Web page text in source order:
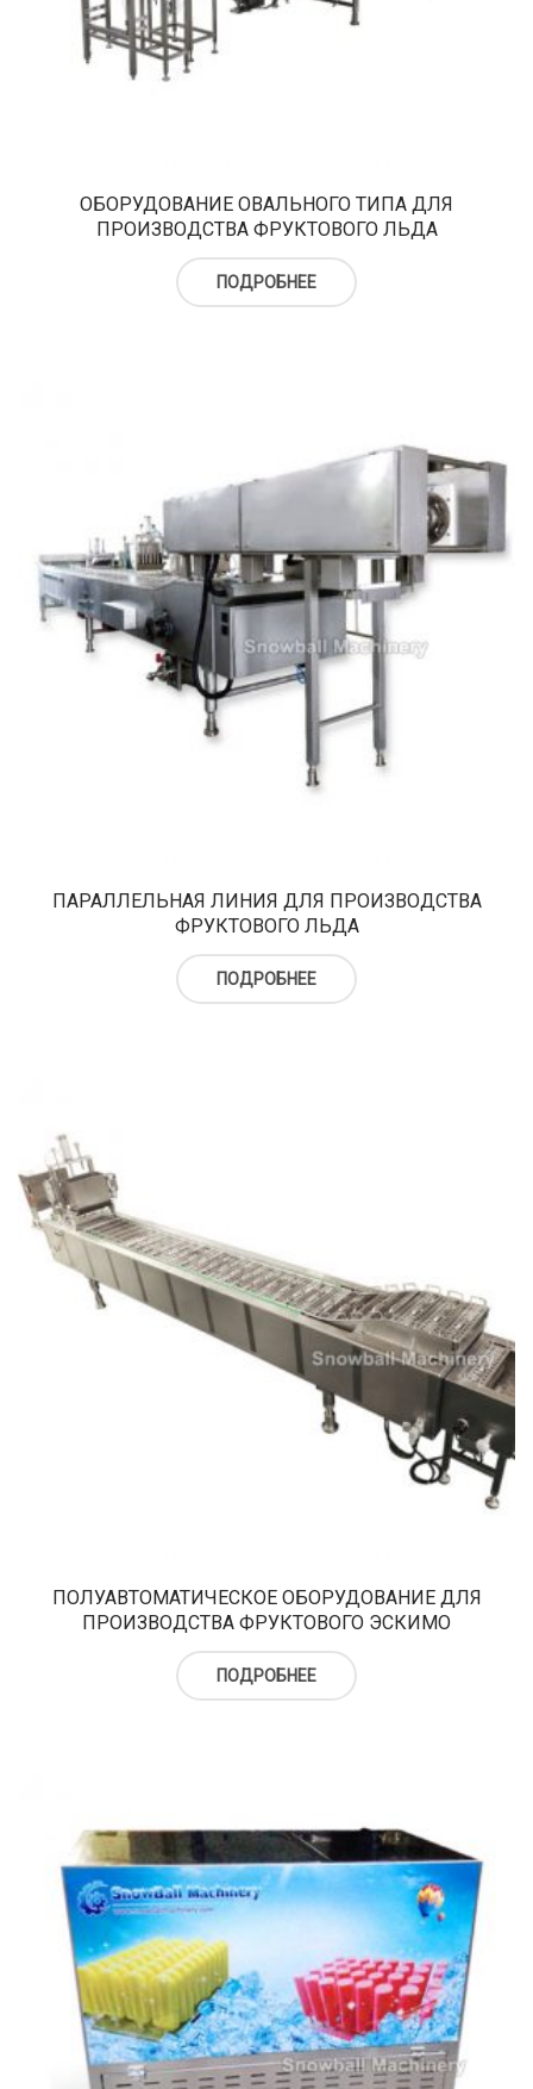
ОБОРУДОВАНИЕ ОВАЛЬНОГО ТИПА ДЛЯ
ПРОИЗВОДСТВА ФРУКТОВОГО ЛЬДА
ПОДРОБНЕЕ
ПАРАЛЛЕЛЬНАЯ ЛИНИЯ ДЛЯ ПРОИЗВОДСТВА
ФРУКТОВОГО ЛЬДА
ПОДРОБНЕЕ
ПОЛУАВТОМАТИЧЕСКОЕ ОБОРУДОВАНИЕ ДЛЯ
ПРОИЗВОДСТВА ФРУКТОВОГО ЭСКИМО
ПОДРОБНЕЕ